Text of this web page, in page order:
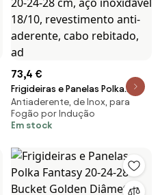
73,4 €
Frigideiras e Panelas Polka
Classy 20-24-28 Bucket Set
Steel diâmetro 20-24-28 cm,
aço inoxidável 18/10,
cabo rebitado, ad
Antiaderente, de Inox, para
Fogão por Indução
Em stock